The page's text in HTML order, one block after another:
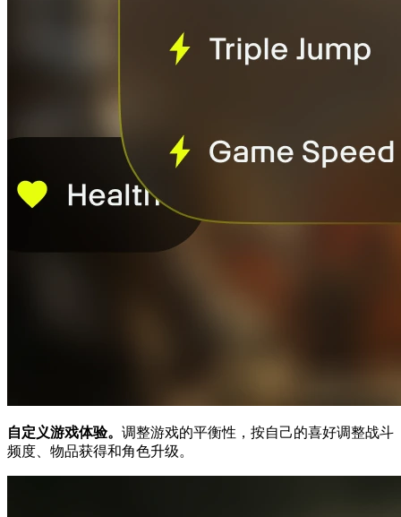
自定义游戏体验。 调整游戏的平衡性，按自己的喜好调整战斗
频度、物品获得和角色升级。